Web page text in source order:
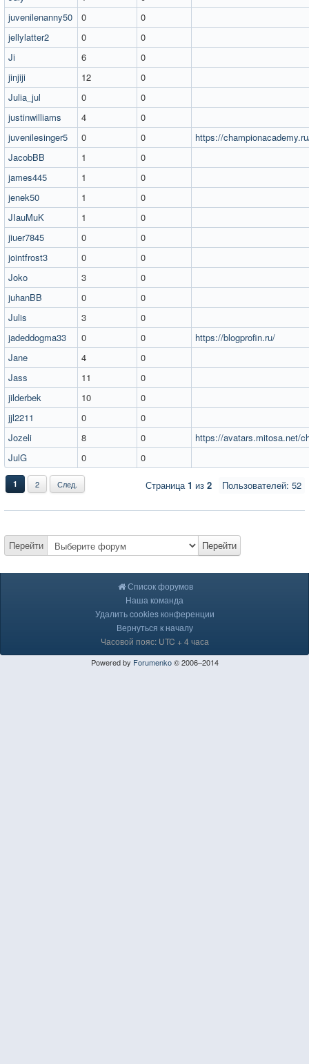
juvenilenanny50
0
0
jellylatter2
0
0
Ji
6
0
jinjiji
12
0
Julia_jul
0
0
justinwilliams
4
0
juvenilesinger5
0 0
https://
JacobBB
1
0
james445
1
0
jenek50
1
0
JIauMuK
1
0
jiuer7845
0
0
jointfrost3
0
0
Joko
3
0
juhanBB
0
0
Julis
3
0
jadeddogma33
0 0
https://blogprofin.ru/
Jane
4
0
Jass
11
0
jilderbek
10
0
jjl2211
0
0
Jozeli
8 0
https://avatars.mitosa.net/
JulG
0 0
Пользователей: 52
1 2 След. Страница1 из 2
Перейти Перейти
Список форумов
Наша команда
Удалить cookies конференции
Вернуться к началу
Часовой пояс: UTC + 4 часа
Powered by Forumenko© 2006–2014